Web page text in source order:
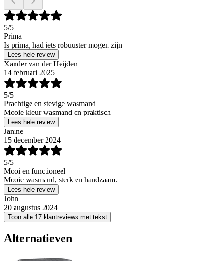
5/5
Prima
Is prima, had iets robuuster mogen zijn
Lees hele review
Xander van der Heijden
14 februari 2025
5/5
Prachtige en stevige wasmand
Mooie kleur wasmand en praktisch
Lees hele review
Janine
15 december 2024
5/5
Mooi en functioneel
Mooie wasmand, sterk en handzaam.
Lees hele review
John
20 augustus 2024
Toon alle 17 klantreviews met tekst
Alternatieven